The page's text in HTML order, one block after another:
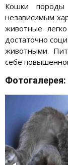
Кошки породы
независимым
животные
достаточно
животными.
себе